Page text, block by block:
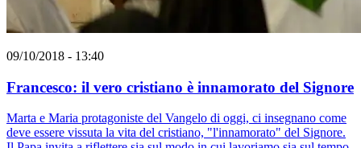
09/10/2018 - 13:40
Francesco: il vero cristiano è innamorato del Signore
Marta e Maria protagoniste del Vangelo di oggi, ci insegnano come
deve essere vissuta la vita del cristiano, "l'innamorato" del Signore.